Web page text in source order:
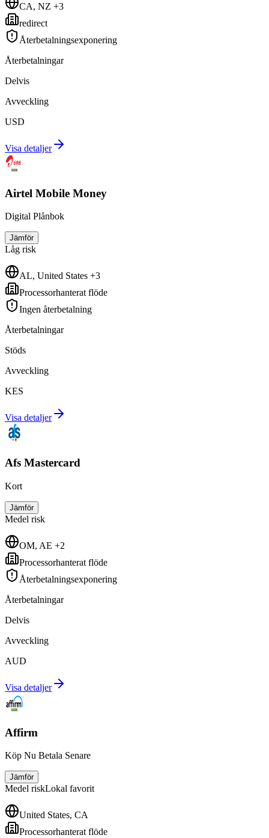
CA, NZ +3
redirect
Återbetalningsexponering
Återbetalningar
Delvis
Avveckling
USD
Visa detaljer
Airtel Mobile Money
Digital Plånbok
Jämför
Låg risk
AL, United States +3
Processorhanterat flöde
Ingen återbetalning
Återbetalningar
Stöds
Avveckling
KES
Visa detaljer
Afs Mastercard
Kort
Jämför
Medel risk
OM, AE +2
Processorhanterat flöde
Återbetalningsexponering
Återbetalningar
Delvis
Avveckling
AUD
Visa detaljer
Affirm
Köp Nu Betala Senare
Jämför
Medel riskLokal favorit
United States, CA
Processorhanterat flöde